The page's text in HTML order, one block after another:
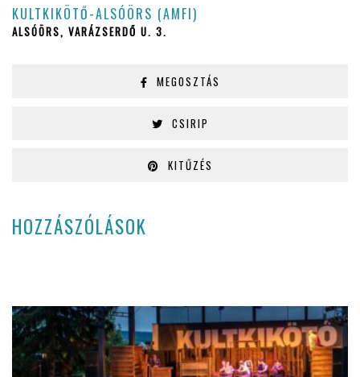
KULTKIKÖTŐ-ALSÓÖRS (AMFI)
ALSÓÖRS, VARÁZSERDŐ U. 3.
MEGOSZTÁS
CSIRIP
KITŰZÉS
HOZZÁSZÓLÁSOK